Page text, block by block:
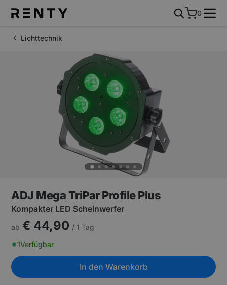
0
Lichttechnik
ADJ Mega TriPar Profile Plus
Kompakter LED Scheinwerfer
ab € 44,90 / 1 Tag
1Verfügbar
In den Warenkorb